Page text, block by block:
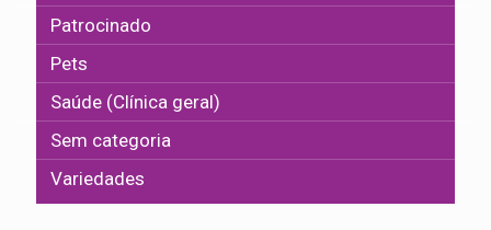
Patrocinado
Pets
Saúde (Clínica geral)
Sem categoria
Variedades